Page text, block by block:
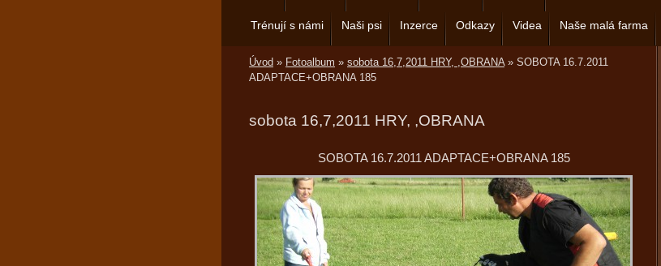
Trénují s námi Naši psi Inzerce Odkazy Videa Naše malá farma
Úvod » Fotoalbum » sobota 16,7,2011 HRY, ,OBRANA» SOBOTA 16.7.2011
ADAPTACE+OBRANA 185
sobota 16,7,2011 HRY, ,OBRANA
SOBOTA 16.7.2011 ADAPTACE+OBRANA 185